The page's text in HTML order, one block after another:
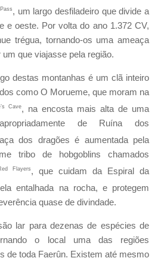
, um largo desfiladeiro que divide a
e oeste. Por volta do ano 1.372 CV,
trégua, tornando-os uma ameaça
que viajasse pela região.
destas montanhas é um clã inteiro
como O Morueme, que moram na
Cave, na encosta mais alta de uma
de Ruína dos
dos dragões é aumentada pela
tribo de hobgoblins chamados
Flayers , que cuidam da Espiral da
entalhada na rocha, e protegem
quase de divindade.
lar para dezenas de espécies de
o local uma das regiões
de toda Faerûn. Existem até mesmo